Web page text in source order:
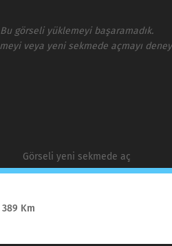
Bu görseli yüklemeyi başaramadık.
veya yeni sekmede açmayı
Görseli yeni sekmede aç
389 Km